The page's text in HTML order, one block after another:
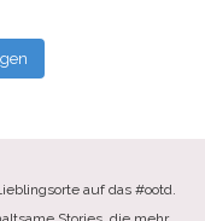
auf das #ootd.